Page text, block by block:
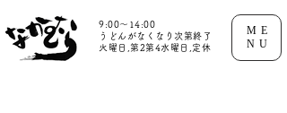
ME
NU
9:00～14:00
うどんがなくなり次第終了
火曜日,第2第4水曜日,定休